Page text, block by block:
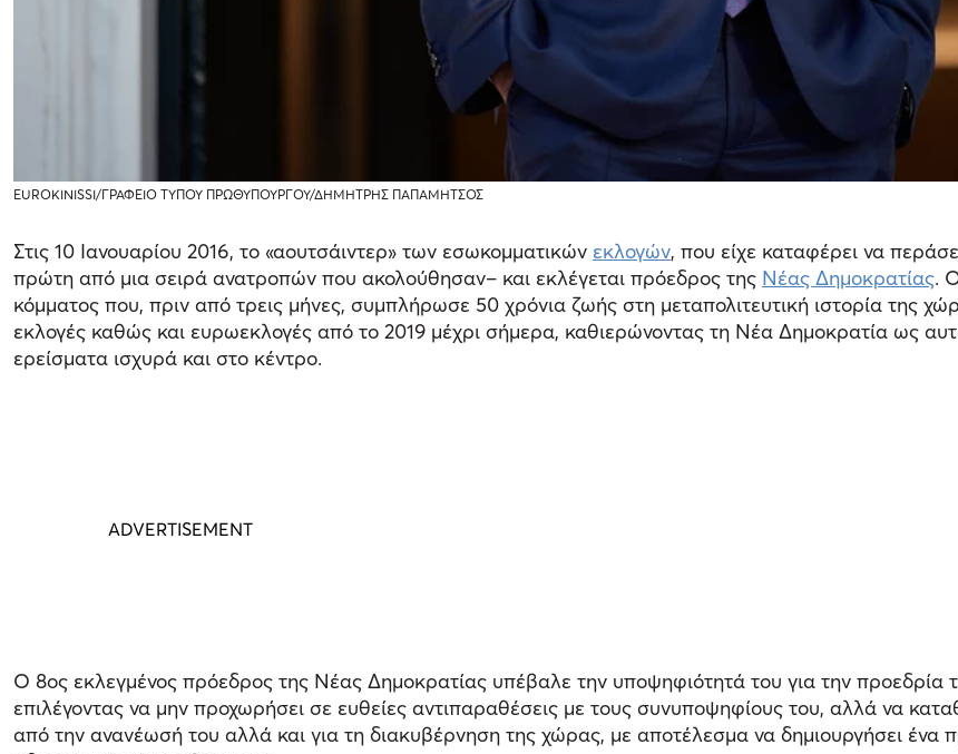
EUROKINISSI/ΓΡΑΦΕΙΟ ΤΥΠΟΥ ΠΡΩΘΥΠΟΥΡΓΟΥ/ΔΗΜΗΤΡΗΣ ΠΑΠΑΜΗΤΣΟΣ
Στις 10 Ιανουαρίου 2016, το «αουτσάιντερ» των εσωκομματικών εκλογών, που είχε καταφέρει να
πρώτη από μια σειρά ανατροπών που ακολούθησαν– και εκλέγεται πρόεδρος της Νέας Δημοκρατίας.
κόμματος που, πριν από τρεις μήνες, συμπλήρωσε 50 χρόνια ζωής στη μεταπολιτευτική ιστορία της
εκλογές καθώς και ευρωεκλογές από το 2019 μέχρι σήμερα, καθιερώνοντας τη Νέα Δημοκρατία ως
ερείσματα ισχυρά και στο κέντρο.
Ο 8ος εκλεγμένος πρόεδρος της Νέας Δημοκρατίας υπέβαλε την υποψηφιότητά του για την προεδρία
επιλέγοντας να μην προχωρήσει σε ευθείες αντιπαραθέσεις με τους συνυποψηφίους του, αλλά να
από την ανανέωσή του αλλά και για τη διακυβέρνηση της χώρας, με αποτέλεσμα να δημιουργήσει ένα